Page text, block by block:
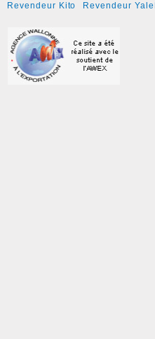
Revendeur Kito Revendeur Yale